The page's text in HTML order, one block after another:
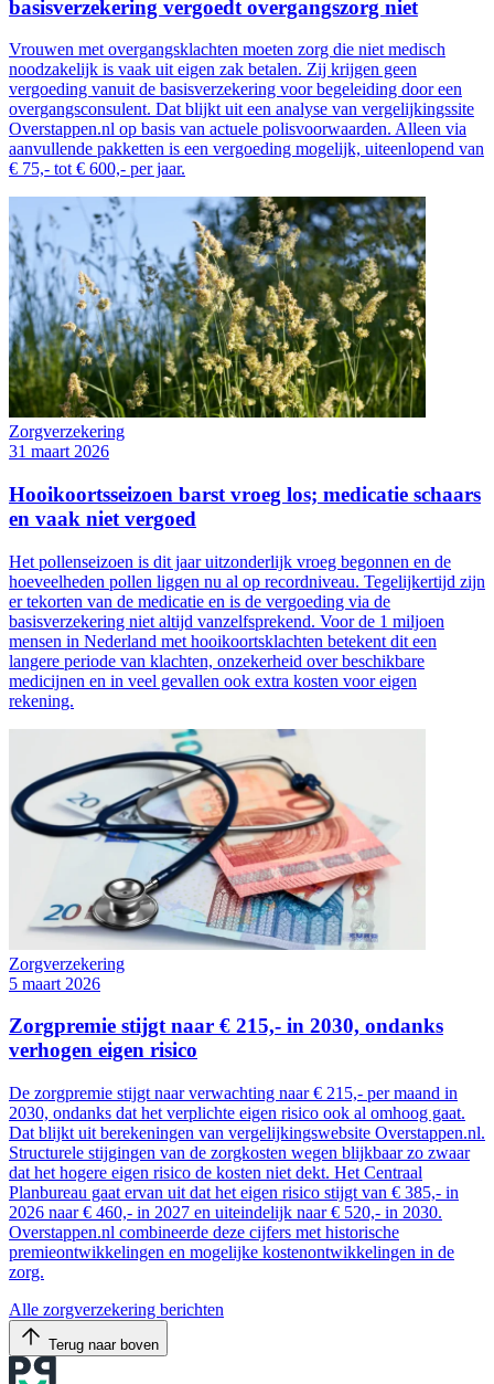
basisverzekering vergoedt overgangszorg niet
Vrouwen met overgangsklachten moeten zorg die niet medisch
noodzakelijk is vaak uit eigen zak betalen. Zij krijgen geen
vergoeding vanuit de basisverzekering voor begeleiding door een
overgangsconsulent. Dat blijkt uit een analyse van vergelijkingssite
Overstappen.nl op basis van actuele polisvoorwaarden. Alleen via
aanvullende pakketten is een vergoeding mogelijk, uiteenlopend van
€ 75,- tot € 600,- per jaar.
Zorgverzekering
31 maart 2026
Hooikoortsseizoen barst vroeg los; medicatie schaars
en vaak niet vergoed
Het pollenseizoen is dit jaar uitzonderlijk vroeg begonnen en de
hoeveelheden pollen liggen nu al op recordniveau. Tegelijkertijd zijn
er tekorten van de medicatie en is de vergoeding via de
basisverzekering niet altijd vanzelfsprekend. Voor de 1 miljoen
mensen in Nederland met hooikoortsklachten betekent dit een
langere periode van klachten, onzekerheid over beschikbare
medicijnen en in veel gevallen ook extra kosten voor eigen
rekening.
Zorgverzekering
5 maart 2026
Zorgpremie stijgt naar € 215,- in 2030, ondanks
verhogen eigen risico
De zorgpremie stijgt naar verwachting naar € 215,- per maand in
2030, ondanks dat het verplichte eigen risico ook al omhoog gaat.
Dat blijkt uit berekeningen van vergelijkingswebsite Overstappen.nl.
Structurele stijgingen van de zorgkosten wegen blijkbaar zo zwaar
dat het hogere eigen risico de kosten niet dekt. Het Centraal
Planbureau gaat ervan uit dat het eigen risico stijgt van € 385,- in
2026 naar € 460,- in 2027 en uiteindelijk naar € 520,- in 2030.
Overstappen.nl combineerde deze cijfers met historische
premieontwikkelingen en mogelijke kostenontwikkelingen in de
zorg.
Alle zorgverzekering berichten
Terug naar boven